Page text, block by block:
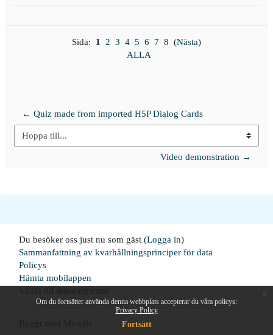
Om du fortsätter använda denna webbplats accepterar du våra policys:
Privacy Policy
Fortsätt
Sida: 1 2 3 4 5 6 7 8 (Nästa)
ALLA
← Quiz made from imported H5P Dialog Cards
Hoppa till...
Video demonstration →
Du besöker oss just nu som gäst (Logga in)
Sammanfattning av kvarhållningsprinciper för data
Policys
Hämta mobilappen
Växla till standardtemat
Moodle